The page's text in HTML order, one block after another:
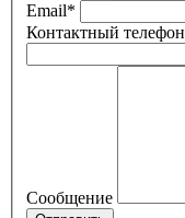
Email*
Контактный телефон
Сообщение